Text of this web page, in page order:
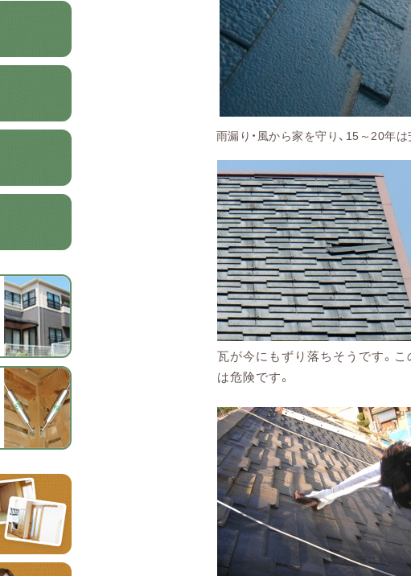
雨漏り・風から家を守り、15～20年は
瓦が今にもずり落ちそうです。
は危険です。